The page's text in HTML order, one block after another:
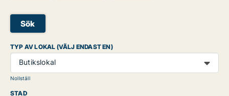
Sök
TYP AV LOKAL (VÄLJ ENDAST EN)
Butikslokal
Nollställ
STAD